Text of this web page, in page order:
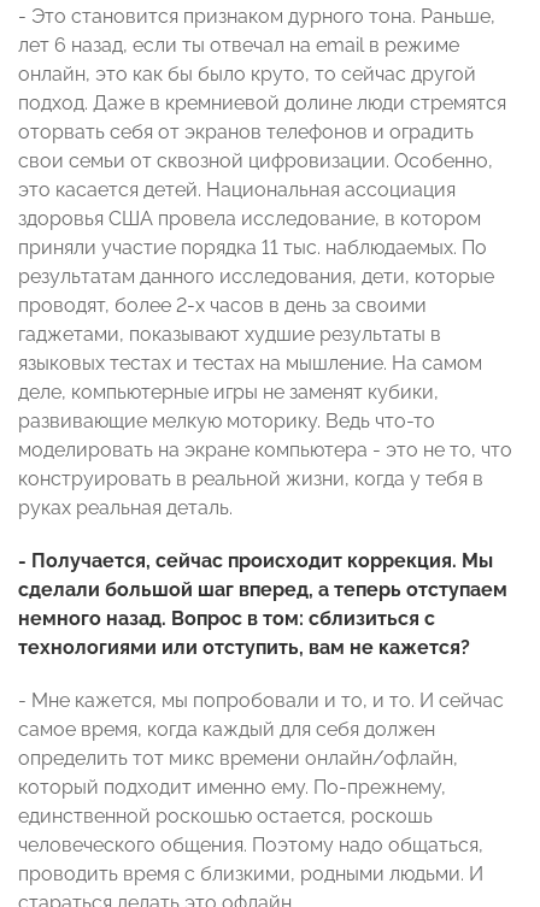
- Это становится признаком дурного тона. Раньше,
лет 6 назад, если ты отвечал на email в режиме
онлайн, это как бы было круто, то сейчас другой
подход. Даже в кремниевой долине люди стремятся
оторвать себя от экранов телефонов и оградить
свои семьи от сквозной цифровизации. Особенно,
это касается детей. Национальная ассоциация
здоровья США провела исследование, в котором
приняли участие порядка 11 тыс. наблюдаемых. По
результатам данного исследования, дети, которые
проводят, более 2-х часов в день за своими
гаджетами, показывают худшие результаты в
языковых тестах и тестах на мышление. На самом
деле, компьютерные игры не заменят кубики,
развивающие мелкую моторику. Ведь что-то
моделировать на экране компьютера - это не то, что
конструировать в реальной жизни, когда у тебя в
руках реальная деталь.
- Получается, сейчас происходит коррекция. Мы
сделали большой шаг вперед, а теперь отступаем
немного назад. Вопрос в том: сблизиться с
технологиями или отступить, вам не кажется?
- Мне кажется, мы попробовали и то, и то. И сейчас
самое время, когда каждый для себя должен
определить тот микс времени онлайн/офлайн,
который подходит именно ему. По-прежнему,
единственной роскошью остается, роскошь
человеческого общения. Поэтому надо общаться,
проводить время с близкими, родными людьми. И